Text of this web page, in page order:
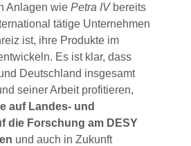
Anlagen wie Petra IVbereits
tätige Unternehmen
ist, ihre Produkte im
Es ist klar, dass
Deutschland insgesamt
seiner Arbeit profitieren,
auf Landes- und
die Forschung am DESY
und auch in Zukunft